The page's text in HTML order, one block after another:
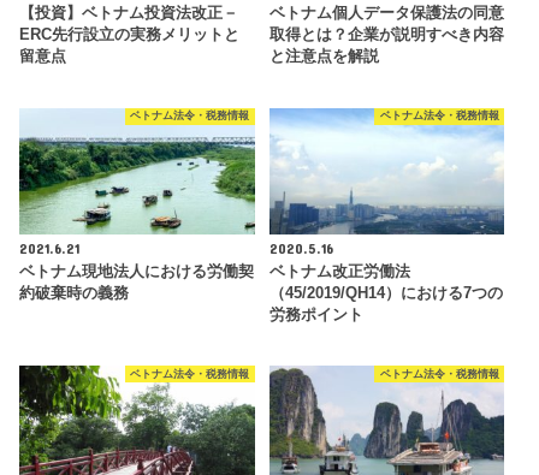
【投資】ベトナム投資法改正－
ERC先行設立の実務メリットと
留意点
ベトナム個人データ保護法の同意
取得とは？企業が説明すべき内容
と注意点を解説
ベトナム法令・税務情報
2021.6.21
ベトナム現地法人における労働契
約破棄時の義務
ベトナム法令・税務情報
2020.5.16
ベトナム改正労働法
（45/2019/QH14）における7つの
労務ポイント
ベトナム法令・税務情報 ベトナム法令・税務情報